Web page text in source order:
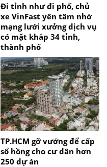
Đi tỉnh như đi phố, chủ
xe VinFast yên tâm nhờ
mạng lưới xưởng dịch vụ
có mặt khắp 34 tỉnh,
thành phố
TP.HCM gỡ vướng để cấp
sổ hồng cho cư dân hơn
250 dự án